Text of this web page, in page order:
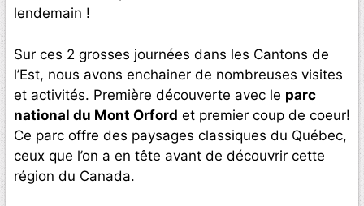
lendemain !
Sur ces 2 grosses journées dans les Cantons de
l’Est, nous avons enchainer de nombreuses visites
et activités. Première découverte avec le parc
national du Mont Orford et premier coup de coeur!
Ce parc offre des paysages classiques du Québec,
ceux que l’on a en tête avant de découvrir cette
région du Canada.